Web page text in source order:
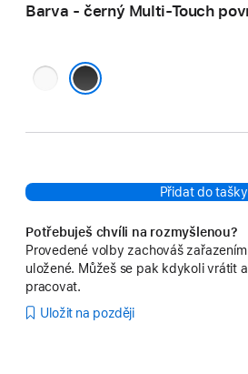
Barva - černý Multi-Touch
bílý
Přidat do tašky
Potřebuješ chvíli na rozmyšlenou?
Provedené volby zachováš
uložené. Můžeš se pak kdykoli vrátit
pracovat.
Uložit na později